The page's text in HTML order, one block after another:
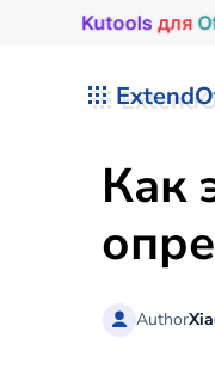
Kutools для
Как
Author